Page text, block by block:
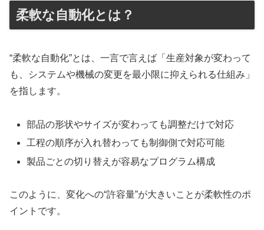
柔軟な自動化とは？
“柔軟な自動化”とは、一言で言えば「生産対象が変わって
も、システムや機械の変更を最小限に抑えられる仕組み」
を指します。
部品の形状やサイズが変わっても調整だけで対応
工程の順序が入れ替わっても制御側で対応可能
製品ごとの切り替えが容易なプログラム構成
このように、変化への“許容量”が大きいことが柔軟性のポ
イントです。